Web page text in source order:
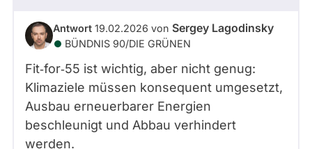
Antwort 19.02.2026 von Sergey Lagodinsky
BÜNDNIS 90/­DIE GRÜNEN
Fit‑for‑55 ist wichtig, aber nicht genug:
Klimaziele müssen konsequent umgesetzt,
Ausbau erneuerbarer Energien
beschleunigt und Abbau verhindert
werden.